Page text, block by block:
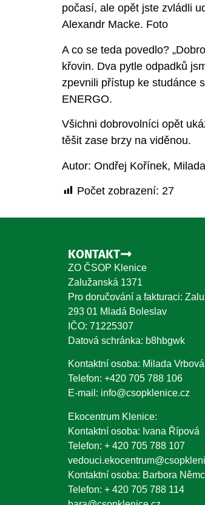
počasí, ale opět jste zvládli
Alexandr Macke. Foto
A co se teda povedlo?
křovin. Dva pytle odpadků
zpevnili přístup ke studánce
ENERGO.
Všichni dobrovolníci opět
těšit zase brzy na viděnou.
Autor: Ondřej Kořínek,
Počet zobrazení: 27
KONTAKT
ZO ČSOP Klenice
Zalužanská 1371
Pro doručování a fakturaci:
293 01 Mladá Boleslav
IČO: 71225307
Datová schránka: b8hbgwk
Kontaktní osoba: Milada Vrbová
Telefon: +420 705 788 106
E-mail: info@csopklenice.cz
Ekocentrum Klenice:
Kontaktní osoba: Ivana Řípová
Telefon: + 420 705 788 107
Kontaktní osoba: Barbora
Telefon: + 420 705 788 114